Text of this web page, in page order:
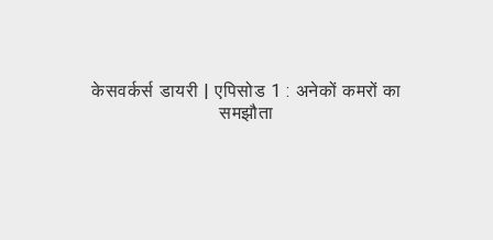
केसवर्कर्स डायरी | एपिसोड 1 : अनेकों कमरों का
समझौता